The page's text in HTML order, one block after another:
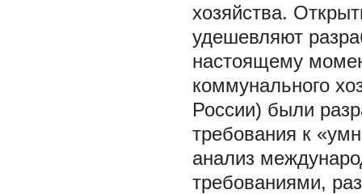
хозяйства.
удешевляют
настоящему
коммунального
России) были
требования к
анализ
требованиями,